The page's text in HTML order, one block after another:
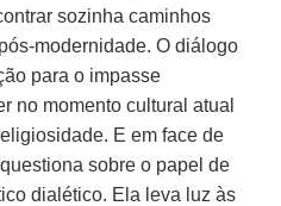
sozinha caminhos
modernidade. O diálogo
para o impasse
no momento cultural atual
E em face de
sobre o papel de
dialético. Ela leva luz às